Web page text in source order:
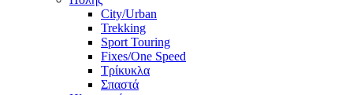
City/Urban
Trekking
Sport Touring
Fixes/One Speed
Τρίκυκλα
Σπαστά